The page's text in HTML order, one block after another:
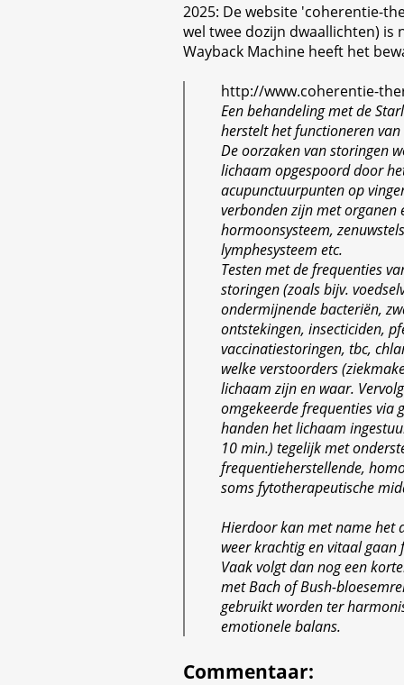
2025: De website 'coherentie-
wel twee dozijn dwaallichten) is
Wayback Machine heeft het
http://www.coherentie-
Een behandeling met de
herstelt het functioneren
De oorzaken van storingen
lichaam opgespoord door
acupunctuurpunten op
verbonden zijn met organen
hormoonsysteem,
lymphesysteem etc.
Testen met de frequenties
storingen (zoals bijv.
ondermijnende bacteriën,
ontstekingen, insecticiden,
vaccinatiestoringen, tbc,
welke verstoorders
lichaam zijn en waar.
omgekeerde frequenties via
handen het lichaam
10 min.) tegelijk met
frequentieherstellende,
soms fytotherapeutische
Hierdoor kan met name het
weer krachtig en vitaal
Vaak volgt dan nog een
met Bach of Bush-
gebruikt worden ter
emotionele balans.
Commentaar: